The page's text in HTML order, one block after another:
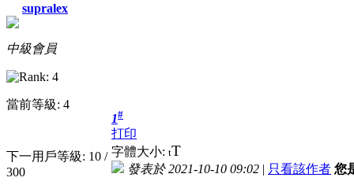
supralex
中級會員
當前等級: 4
下一用戶等級: 10 /
300
1#
打印
字體大小: tT
發表於 2021-10-10 09:02 | 只看該作者 您